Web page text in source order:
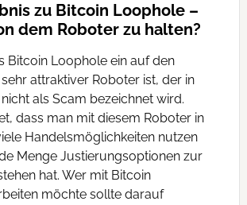
zu Bitcoin Loophole –
dem Roboter zu halten?
Bitcoin Loophole ein auf den
attraktiver Roboter ist, der in
als Scam bezeichnet wird.
dass man mit diesem Roboter in
Handelsmöglichkeiten nutzen
Menge Justierungsoptionen zur
hat. Wer mit Bitcoin
möchte sollte darauf